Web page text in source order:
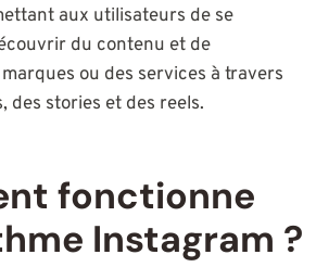
aux utilisateurs de se
du contenu et de
ou des services à travers
des stories et des reels.
fonctionne
Instagram ?